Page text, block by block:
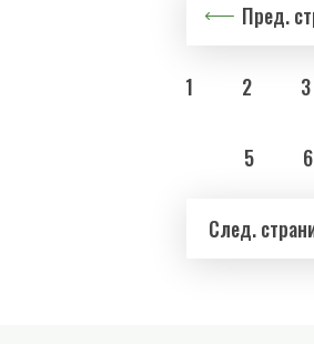
Пред.
1 2 3
5 6
След.